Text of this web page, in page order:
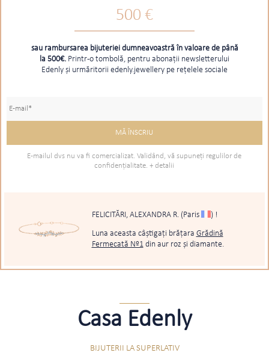
500 €
sau rambursarea bijuteriei dumneavoastră în valoare de până
la 500€. Printr-o tombolă, pentru abonații newsletterului
Edenly și urmăritorii edenly.jewellery pe rețelele sociale
E-mailul dvs nu va fi comercializat. Validând, vă supuneţi regulilor de
confidenţialitate.+ detalii
FELICITĂRI, ALEXANDRA R. (Paris )!
Luna aceasta câștigați brățara Grădină
Fermecată Nº1din aur roz și diamante.
Casa Edenly
BIJUTERII LA SUPERLATIV